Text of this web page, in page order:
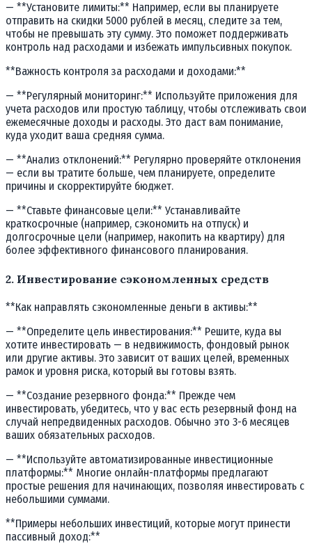
— **Установите лимиты:** Например, если вы планируете
отправить на скидки 5000 рублей в месяц, следите за тем,
чтобы не превышать эту сумму. Это поможет поддерживать
контроль над расходами и избежать импульсивных покупок.
**Важность контроля за расходами и доходами:**
— **Регулярный мониторинг:** Используйте приложения для
учета расходов или простую таблицу, чтобы отслеживать свои
ежемесячные доходы и расходы. Это даст вам понимание,
куда уходит ваша средняя сумма.
— **Анализ отклонений:** Регулярно проверяйте отклонения
— если вы тратите больше, чем планируете, определите
причины и скорректируйте бюджет.
— **Ставьте финансовые цели:** Устанавливайте
краткосрочные (например, сэкономить на отпуск) и
долгосрочные цели (например, накопить на квартиру) для
более эффективного финансового планирования.
2. Инвестирование сэкономленных средств
**Как направлять сэкономленные деньги в активы:**
— **Определите цель инвестирования:** Решите, куда вы
хотите инвестировать — в недвижимость, фондовый рынок
или другие активы. Это зависит от ваших целей, временных
рамок и уровня риска, который вы готовы взять.
— **Создание резервного фонда:** Прежде чем
инвестировать, убедитесь, что у вас есть резервный фонд на
случай непредвиденных расходов. Обычно это 3-6 месяцев
ваших обязательных расходов.
— **Используйте автоматизированные инвестиционные
платформы:** Многие онлайн-платформы предлагают
простые решения для начинающих, позволяя инвестировать с
небольшими суммами.
**Примеры небольших инвестиций, которые могут принести
пассивный доход:**